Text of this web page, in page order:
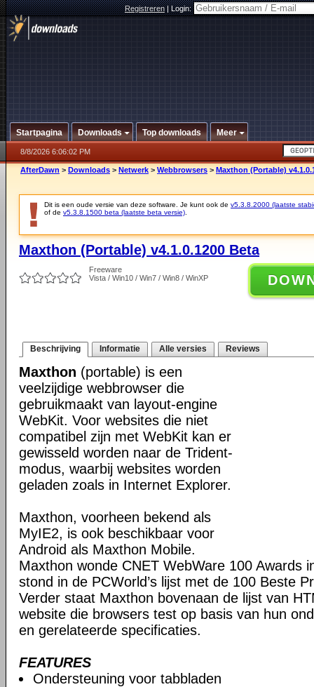
Registreren|Login:
Startpagina Downloads Top downloads Meer
8/8/2026 6:06:02 PM
AfterDawn > Downloads > Netwerk > Webbrowsers > Maxthon (Portable)
Dit is een oude versie van deze software. Je kunt ook de v5.3.8.2000 (laatste
of de v5.3.8.1500 beta (laatste beta versie)
Maxthon (Portable) v4.1.0.1200 Beta
Freeware
Vista / Win10 / Win7 / Win8 / WinXP
Beschrijving Informatie Alle versies Reviews
Maxthon (portable) is een
veelzijdige webbrowser die
gebruikmaakt van layout-engine
WebKit. Voor websites die niet
compatibel zijn met WebKit kan er
gewisseld worden naar de Trident-
modus, waarbij websites worden
geladen zoals in Internet Explorer.
Maxthon, voorheen bekend als
MyIE2, is ook beschikbaar voor
Android als Maxthon Mobile.
Maxthon wonde CNET WebWare 100 Awards
stond in de PCWorld’s lijst met de 100 Beste
Verder staat Maxthon bovenaan de lijst van
website die browsers test op basis van hun
en gerelateerde specificaties.
FEATURES
Ondersteuning voor tabbladen